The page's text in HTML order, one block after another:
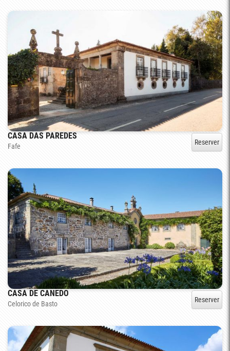
CASA DAS PAREDES
Fafe Reserver
CASA DE CANEDO
Celorico de Basto Reserver